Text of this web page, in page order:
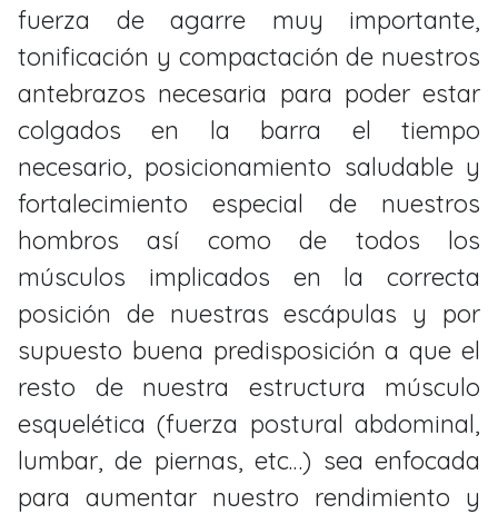
fuerza de agarre muy importante,
tonificación y compactación de nuestros
antebrazos necesaria para poder estar
colgados en la barra el tiempo
necesario, posicionamiento saludable y
fortalecimiento especial de nuestros
hombros así como de todos los
músculos implicados en la correcta
posición de nuestras escápulas y por
supuesto buena predisposición a que el
resto de nuestra estructura músculo
esquelética (fuerza postural abdominal,
lumbar, de piernas, etc…) sea enfocada
para aumentar nuestro rendimiento y